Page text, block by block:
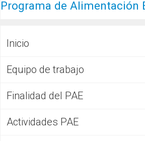
Inspecciones
Programas
ATD
Documentos
Programa de Alimentación
Inicio
Equipo de trabajo
Finalidad del PAE
Actividades PAE